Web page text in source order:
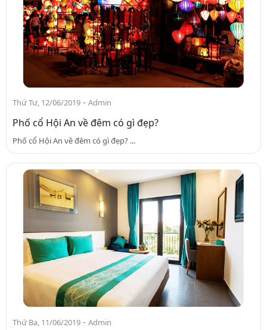
Thứ Tư, 12/06/2019 - Admin
Phố cổ Hội An về đêm có gì đẹp?
Phố cổ Hội An về đêm có gì đẹp? ...
Thứ Ba, 11/06/2019 - Admin